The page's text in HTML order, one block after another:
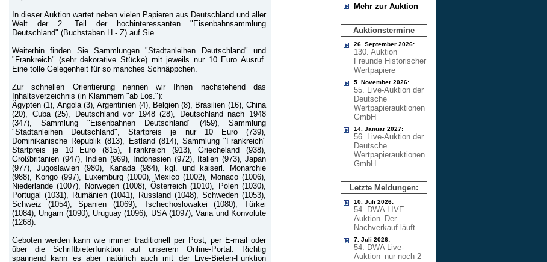
In dieser Auktion wartet neben vielen Papieren aus Deutschland und aller
Welt der 2. Teil der hochinteressanten "Eisenbahnsammlung
Deutschland" (Buchstaben H - Z) auf Sie.
Weiterhin finden Sie Sammlungen "Stadtanleihen Deutschland" und
"Frankreich" (sehr dekorative Stücke) mit jeweils nur 10 Euro Ausruf.
Eine tolle Gelegenheit für so manches Schnäppchen.
Zur schnellen Orientierung nennen wir Ihnen nachstehend das
Inhaltsverzeichnis (in Klammern "ab Los."):
Ägypten (1), Angola (3), Argentinien (4), Belgien (8), Brasilien (16), China
(20), Cuba (25), Deutschland vor 1948 (28), Deutschland nach 1948
(347), Sammlung "Eisenbahnen Deutschland" (459), Sammlung
"Stadtanleihen Deutschland", Startpreis je nur 10 Euro (739),
Dominikanische Republik (813), Estland (814), Sammlung "Frankreich"
Startpreis je 10 Euro (815), Frankreich (913), Griecheland (938),
Großbritanien (947), Indien (969), Indonesien (972), Italien (973), Japan
(977), Jugoslawien (980), Kanada (984), kgl. und kaiserl. Monarchie
(988), Kongo (997), Luxemburg (1000), Mexico (1002), Monaco (1006),
Niederlande (1007), Norwegen (1008), Österreich (1010), Polen (1030),
Portugal (1031), Rumänien (1041), Russland (1048), Schweden (1053),
Schweiz (1054), Spanien (1069), Tschechoslowakei (1080), Türkei
(1084), Ungarn (1090), Uruguay (1096), USA (1097), Varia und Konvolute
(1268).
Geboten werden kann wie immer traditionell per Post, per E-mail oder
über die Schriftbieterfunktion auf unserem Online-Portal. Richtig
spannend kann es aber natürlich auch mit der Live-Bieten-Funktion
Mehr zur Auktion
Auktionstermine
26. September 2026:
130. Auktion
Freunde Historischer
Wertpapiere
5. November 2026:
55. Live-Auktion der
Deutsche
Wertpapierauktionen
GmbH
14. Januar 2027:
56. Live-Auktion der
Deutsche
Wertpapierauktionen
GmbH
Letzte Meldungen:
10. Juli 2026:
54. DWA LIVE
Auktion–Der
Nachverkauf läuft
7. Juli 2026:
54. DWA Live-
Auktion–nur noch 2